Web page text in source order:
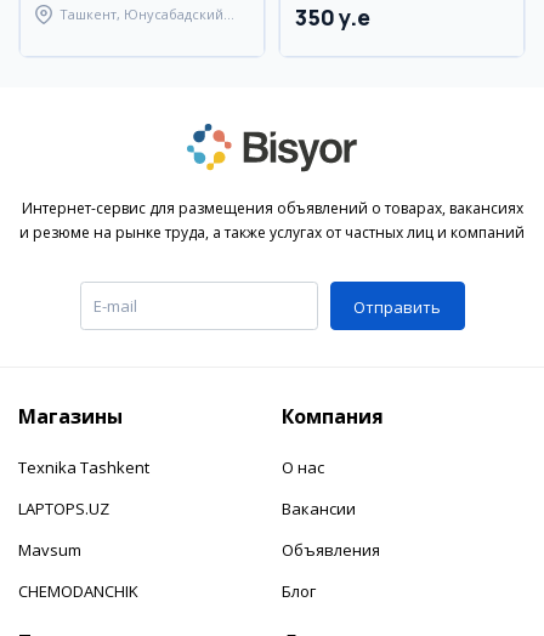
Ташкент, Юнусабадский
350 y.e
Интернет-сервис для размещения объявлений о товарах, вакансиях
и резюме на рынке труда, а также услугах от частных лиц и компаний
Отправить
Магазины
Texnika Tashkent
LAPTOPS.UZ
Mavsum
CHEMODANCHIK
Компания
О нас
Вакансии
Объявления
Блог